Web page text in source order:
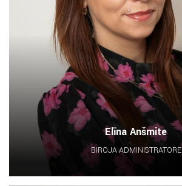
Elīna Anšmite
BIROJA ADMINISTRATORE